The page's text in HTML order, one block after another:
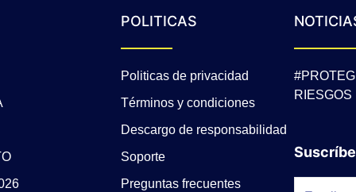
POLITICAS
Politicas de privacidad
Términos y condiciones
Descargo de responsabilidad
Soporte
Preguntas frecuentes
RIESGOS